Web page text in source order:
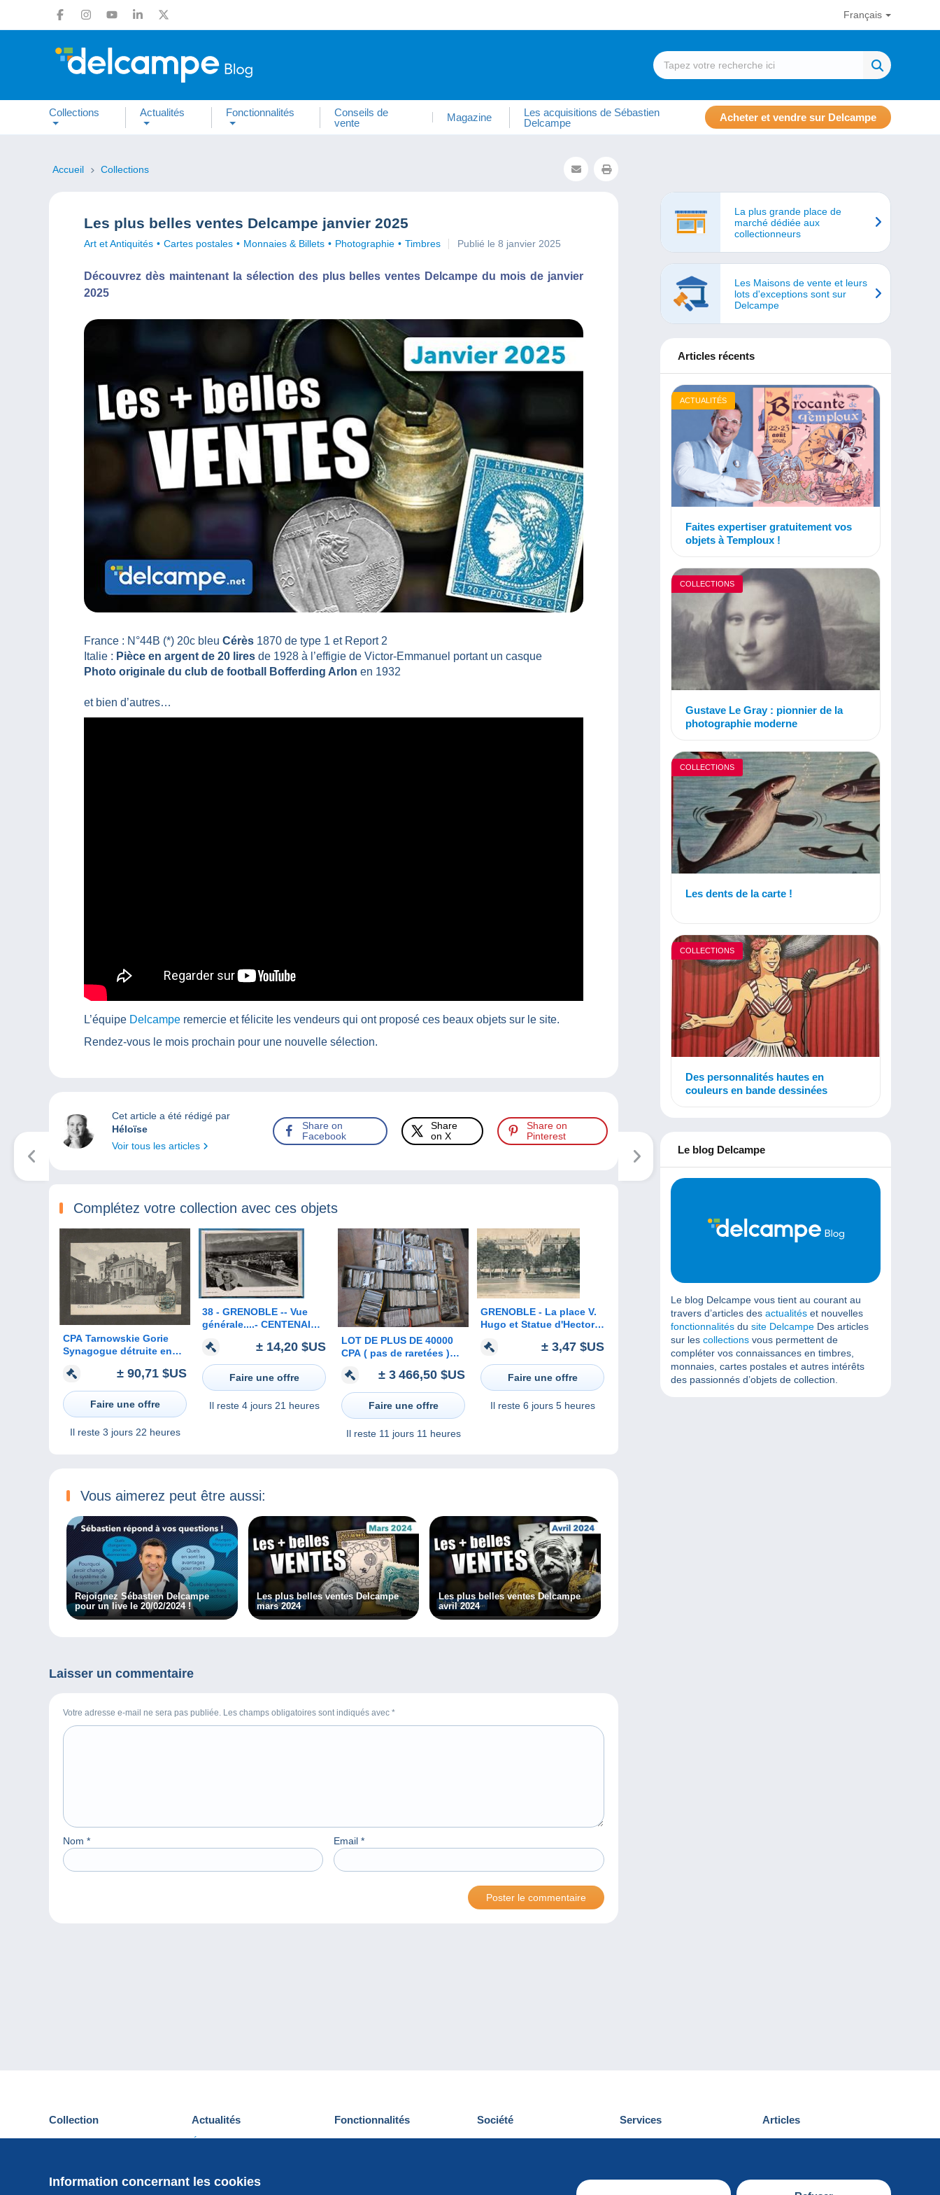
Français
Collections Actualités Fonctionnalités
Conseils de
vente
Magazine
Les acquisitions de Sébastien
Delcampe
Acheter et vendre sur Delcampe
Accueil Collections
Les plus belles ventes Delcampe janvier 2025
Art et Antiquités Cartes postales Monnaies & Billets Photographie Timbres Publié le 8 janvier 2025
Découvrez dès maintenant la sélection des plus belles ventes Delcampe du mois de janvier
2025
France : N°44B (*) 20c bleu Cérès 1870 de type 1 et Report 2
Italie : Pièce en argent de 20 lires de 1928 à l’effigie de Victor-Emmanuel portant un casque
Photo originale du club de football Bofferding Arlon en 1932
et bien d’autres…
L’équipe Delcampe remercie et félicite les vendeurs qui ont proposé ces beaux objets sur le site.
Rendez-vous le mois prochain pour une nouvelle sélection.
Cet article a été rédigé par
Héloïse
Voir tous les articles
Share on
Facebook
Share
on X
Share on
Pinterest
Complétez votre collection avec ces objets
CPA Tarnowskie Gorie
Synagogue détruite en
± 90,71 $US
Faire une offre
Il reste 3 jours 22 heures
38 - GRENOBLE -- Vue
générale....- CENTENAIRE
± 14,20 $US
Faire une offre
Il reste 4 jours 21 heures
LOT DE PLUS DE 40000
CPA ( pas de raretées )
CARTES SEMI-
MODERNES .... A
EMPORTER
± 3 466,50 $US
Faire une offre
Il reste 11 jours 11 heures
GRENOBLE - La place V.
Hugo et Statue d'Hector
± 3,47 $US
Faire une offre
Il reste 6 jours 5 heures
Vous aimerez peut être aussi:
Rejoignez Sébastien Delcampe
pour un live le 20/02/2024 !
Les plus belles ventes Delcampe
mars 2024
Les plus belles ventes Delcampe
avril 2024
Laisser un commentaire
Votre adresse e-mail ne sera pas publiée. Les champs obligatoires sont indiqués avec *
Nom * Email *
La plus grande place de
marché dédiée aux
collectionneurs
Les Maisons de vente et leurs
lots d'exceptions sont sur
Delcampe
Articles récents
ACTUALITÉS
Faites expertiser gratuitement vos
objets à Temploux !
COLLECTIONS
Gustave Le Gray : pionnier de la
photographie moderne
COLLECTIONS
Les dents de la carte !
COLLECTIONS
Des personnalités hautes en
couleurs en bande dessinées
Le blog Delcampe
Le blog Delcampe vous tient au courant au
travers d’articles des actualités et nouvelles
fonctionnalités du site Delcampe Des articles
sur les collections vous permettent de
compléter vos connaissances en timbres,
monnaies, cartes postales et autres intérêts
des passionnés d’objets de collection.
Information concernant les cookies
Collection
Cartes postales
Actualités
Événements Delcampe
Fonctionnalités
Nouveautés
Société
Qui sommes-nous
Services
Découvrir Delcampe
Articles